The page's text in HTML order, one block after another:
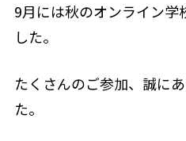
9月には秋のオンライン学
した。
たくさんのご参加、誠に
た。